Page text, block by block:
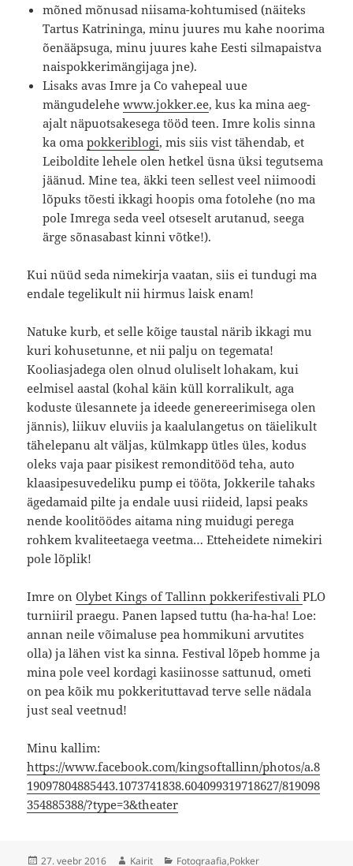
mõned mõnusad niisama-kohtumised (näiteks
Tartus Katrininga, minu juures mu kahe noorima
õenääpsuga, minu juures kahe Eesti silmapaistva
naispokkerimängijaga jne).
Lisaks avas Imre ja Co vahepeal uue
mängudelehewww.jokker.ee, kus ka mina aeg-
ajalt näpuotsakesega tööd teen. Imre kolis sinna
ka omapokkeriblogi, mis siis vist tähendab, et
Leiboldite lehele olen hetkel üsna üksi tegutsema
jäänud. Mine tea, äkki teen sellest veel niimoodi
lõpuks tõesti ikkagi hoopis oma fotolehe (no ma
pole Imrega seda veel otseselt arutanud, seega
ärge sõnasabast kinni võtke!).
Kui nüüd seda nimekirja vaatan, siis ei tundugi ma
endale tegelikult nii hirmus laisk enam!
Natuke kurb, et selle kõige taustal närib ikkagi mu
kuri kohusetunne, et nii palju on tegemata!
Kooliasjadega olen olnud oluliselt lohakam, kui
eelmisel aastal (kohal käin küll korralikult, aga
koduste ülesannete ja ideede genereerimisega olen
jännis), liikuv eluviis ja kaalulangetus on täielikult
tähelepanu alt väljas, külmkapp ütles üles, kodus
oleks vaja paar pisikest remonditööd teha, auto
klaasipesuvedeliku pump ei tööta, Jokkerile tahaks
ägedamaid pilte ja endale uusi riideid, lapsi peaks
nende koolitöödes aitama ning muidugi perega
rohkem kvaliteetaega veetma… Etteheidete nimekiri
pole lõplik!
Imre onOlybet Kings of Tallinn pokkerifestivaliPLO
turniiril praegu. Panen lapsed tuttu (ha-ha-ha! Loe:
annan neile võimaluse pea hommikuni arvutites
olla) ja lähen vist ka sinna. Festival lõpeb homme ja
mina pole veel kordagi kasiinosse sattunud, ometi
on pea kõik mu pokkerituttavad terve selle nädala
just seal veetnud!
Minu kallim:
https://www.facebook.com/kingsoftallinn/photos/a.8
19097804885443.1073741838.604099319718627/819098
354885388/?type=3&theater
Postitatud
27. veebr 2016 Autor
Kairit Rubriigid
Fotograafia,Pokker